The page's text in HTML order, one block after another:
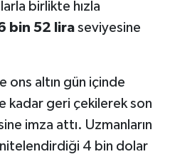
birlikte hızla
bin 52 liraseviyesine
ons altın gün içinde
kadar geri çekilerek son
imza attı. Uzmanların
nitelendirdiği 4 bin dolar